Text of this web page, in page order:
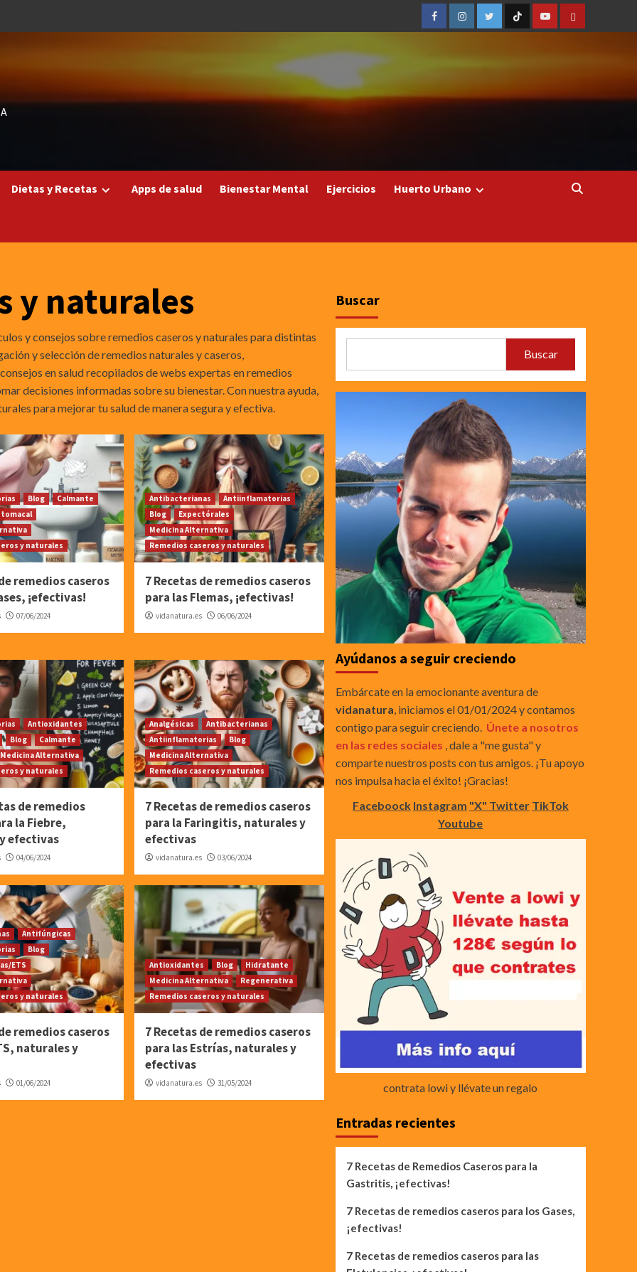
FacebookInstagramTwitterTicTocYoutubeAmazon
Dietas y Recetas Apps de salud Bienestar Mental Ejercicios Huerto Urbano
y naturales
y consejos sobre remedios caseros y naturales para distintas
y selección de remedios naturales y caseros,
en salud recopilados de webs expertas en remedios
decisiones informadas sobre su bienestar. Con nuestra ayuda,
para mejorar tu salud de manera segura y efectiva.
Blog
Calmante
y naturales
remedios caseros
¡efectivas!
07/06/2024
Antibacterianas
Antiinflamatorias
Blog
Expectórales
Medicina Alternativa
Remedios caseros y naturales
7 Recetas de remedios caseros
para las Flemas, ¡efectivas!
vidanatura.es 06/06/2024
Antioxidantes
Blog
Calmante
Medicina Alternativa
y naturales
de remedios
la Fiebre,
efectivas
04/06/2024
Analgésicas
Antibacterianas
Antiinflamatorias
Blog
Medicina Alternativa
Remedios caseros y naturales
7 Recetas de remedios caseros
para la Faringitis, naturales y
efectivas
vidanatura.es 03/06/2024
Antifúngicas
Blog
ETS
y naturales
remedios caseros
naturales y
01/06/2024
Antioxidantes Blog
Hidratante
Medicina Alternativa
Regenerativa
Remedios caseros y naturales
7 Recetas de remedios caseros
para las Estrías, naturales y
efectivas
vidanatura.es 31/05/2024
Buscar
Buscar
Ayúdanos a seguir creciendo
Embárcate en la emocionante aventura de
vidanatura, iniciamos el 01/01/2024 y contamos
contigo para seguir creciendo. Únete a nosotros
en las redes sociales , dale a "me gusta" y
comparte nuestros posts con tus amigos. ¡Tu apoyo
nos impulsa hacia el éxito! ¡Gracias!
Faceboock Instagram "X" Twitter TikTok
Youtube
contrata lowi y llévate un regalo
Entradas recientes
7 Recetas de Remedios Caseros para la
Gastritis, ¡efectivas!
7 Recetas de remedios caseros para los Gases,
¡efectivas!
7 Recetas de remedios caseros para las